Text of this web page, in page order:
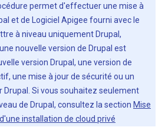
permet d'effectuer une mise à
et de Logiciel Apigee fourni avec le
à niveau uniquement Drupal,
nouvelle version de Drupal est
version Drupal, une version de
une mise à jour de sécurité ou un
Drupal. Si vous souhaitez seulement
de Drupal, consultez la section Mise
installation de cloud privé